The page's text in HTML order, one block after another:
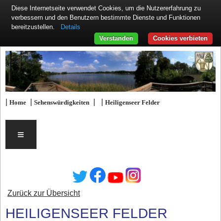
|Home |Sehenswürdigkeiten | |Heiligenseer Felder
≡
Zurück zur Übersicht
HEILIGENSEER FELDER
Diese Internetseite verwendet Cookies, um die Nutzererfahrung zu
verbessern und den Benutzern bestimmte Dienste und Funktionen
bereitzustellen.
Details
Cookies verbieten
Verstanden